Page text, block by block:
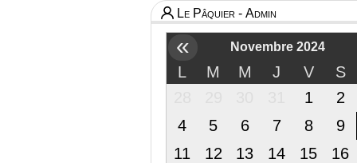
Le Pâquier - Admin
« Novembre 2024
L M M J V
S
1
2
4
5 6 7 8
9
11
12 13 14 15
16